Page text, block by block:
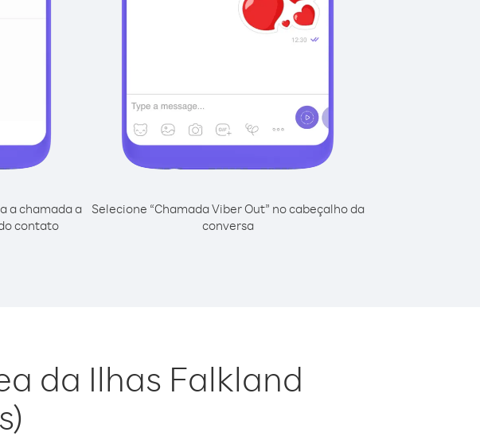
a chamada a
contato
Selecione “Chamada Viber Out” no cabeçalho da
conversa
da Ilhas Falkland